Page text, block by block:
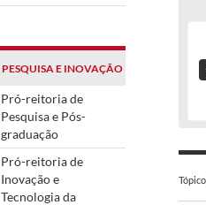
PESQUISA E INOVAÇÃO
Pró-reitoria de
Pesquisa e Pós-
graduação
Pró-reitoria de
Inovação e
Tecnologia da